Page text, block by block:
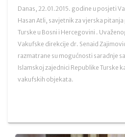
Danas, 22.01.2015. godine u posjeti
Hasan Atli, savjetnik za vjerska
Turske u Bosni i Hercegovini .
Vakufske direkcije dr. Senaid
razmatrane su mogućnosti saradnje
Islamskoj zajednici Republike Turske
vakufskih objekata.